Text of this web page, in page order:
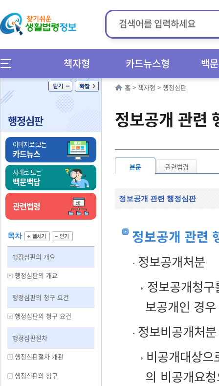
책자형 카드뉴스형 백
행정심판
이미지로 보는
카드뉴스
사례로 보는
백문백답
관련법령
목차
행정심판의 개요
행정심판의 개요
행정심판의 청구 요건
행정심판의 청구 요건
행정심판절차
행정심판절차 개관
행정심판의 청구
홈 > 책자형 > 행정심판
정보공개 관련
본문 관련법령
정보공개 관련 행정심판
정보공개 관련
정보공개처분
정보공개청
보공개인 경우
정보비공개처분
비공개대상
의 비공개요